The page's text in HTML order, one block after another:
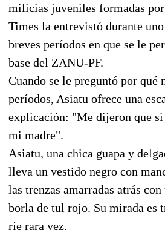
milicias juveniles formadas
Times la entrevistó durante
breves períodos en que se le
base del ZANU-PF.
Cuando se le preguntó por qué
períodos, Asiatu ofrece una
explicación: "Me dijeron que si
mi madre".
Asiatu, una chica guapa y
lleva un vestido negro con
las trenzas amarradas atrás
borla de tul rojo. Su mirada es
ríe rara vez.